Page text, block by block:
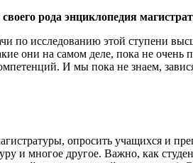
рода энциклопедия
по исследованию этой ступени
они на самом деле, пока не очень
И мы пока не знаем,
опросить учащихся и
и многое другое. Важно, как